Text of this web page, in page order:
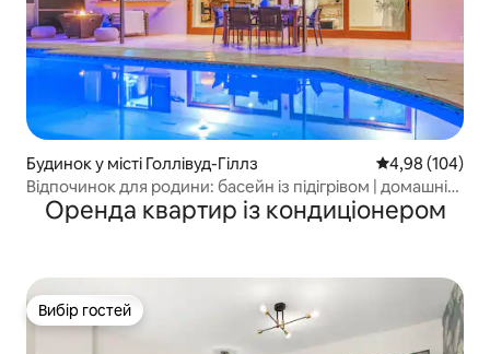
Будинок у місті Голлівуд-Гіллз Середня
4,98 (104)
Відпочинок для родини: басейн із підігрівом | домашній
кінотеатр | аркада
Оренда квартир із кондиціонером
Вибір гостей
Вибір гостей